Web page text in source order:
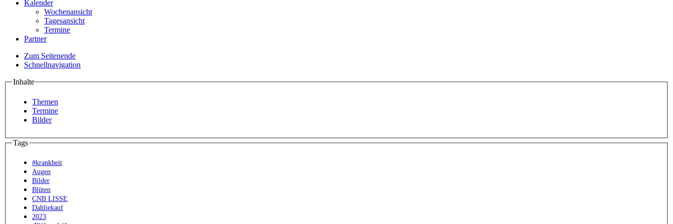
Kalender
Wochenansicht
Tagesansicht
Termine
Partner
Zum Seitenende
Schnellnavigation
Inhalte
Themen
Termine
Bilder
Tags
#krankheit
Augen
Bilder
Blüten
CNB LISSE
Dahliekauf
2023